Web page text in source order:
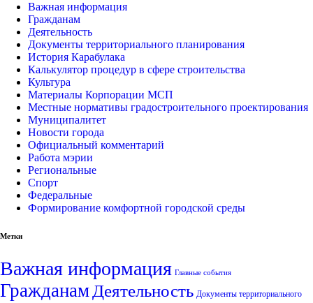
Важная информация
Гражданам
Деятельность
Документы территориального планирования
История Карабулака
Калькулятор процедур в сфере строительства
Культура
Материалы Корпорации МСП
Местные нормативы градостроительного проектирования
Муниципалитет
Новости города
Официальный комментарий
Работа мэрии
Региональные
Спорт
Федеральные
Формирование комфортной городской среды
Метки
Важная информация Главные события
Гражданам Деятельность Документы территориального